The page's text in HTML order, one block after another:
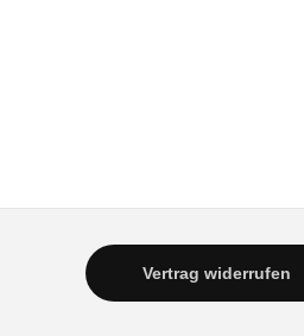
Vertrag widerrufen